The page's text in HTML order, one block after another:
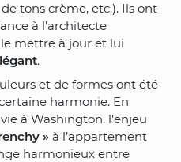
tons crème, etc.). Ils ont
à l’architecte
mettre à jour et lui
.
et de formes ont été
harmonie. En
à Washington, l’enjeu
» à l’appartement
harmonieux entre